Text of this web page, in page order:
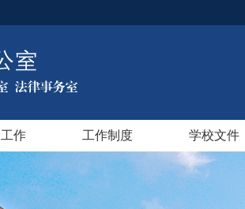
作 工作制度 学校文件